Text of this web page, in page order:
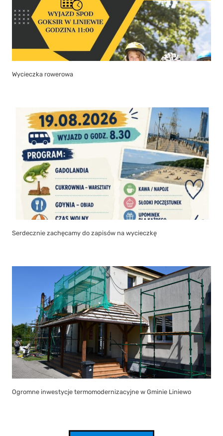
Wycieczka rowerowa
Serdecznie zachęcamy do zapisów na wycieczkę
Ogromne inwestycje termomodernizacyjne w Gminie Liniewo